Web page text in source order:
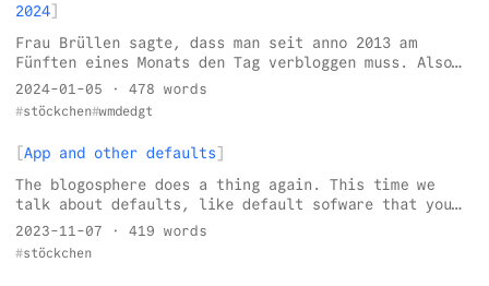
2024
Frau Brüllen sagte, dass man seit anno 2013 am
Fünften eines Monats den Tag verbloggen muss. Also
tat ich das.
2024-01-05 · 478 words
stöckchen wmdedgt
App and other defaults
The blogosphere does a thing again. This time we
talk about defaults, like default sofware that you
use.
2023-11-07 · 419 words
stöckchen